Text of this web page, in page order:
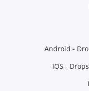
Android -
IOS -